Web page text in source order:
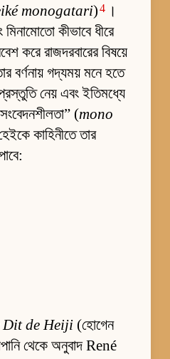
monogatari)4 ।
কীভাবে ধীরে
করে রাজদরবারের বিষয়ে
বর্ণনায় গদ্যময় মনে হতে
নেয় এবং ইতিমধ্যে
(mono
কাহিনীতে তার
Dit de Heiji (হোগেন
থেকে অনুবাদ René